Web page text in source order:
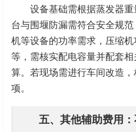
设备基础需根据蒸发器
台与围堰防漏需符合安全规
机等设备的功率需求，压缩
等，需核实配电容量并配套
算。若现场需进行车间改造
项。
五、其他辅助费用